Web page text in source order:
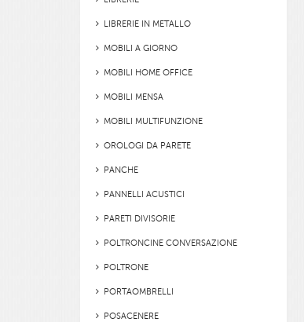
LIBRERIE IN METALLO
MOBILI A GIORNO
MOBILI HOME OFFICE
MOBILI MENSA
MOBILI MULTIFUNZIONE
OROLOGI DA PARETE
PANCHE
PANNELLI ACUSTICI
PARETI DIVISORIE
POLTRONCINE CONVERSAZIONE
POLTRONE
PORTAOMBRELLI
POSACENERE